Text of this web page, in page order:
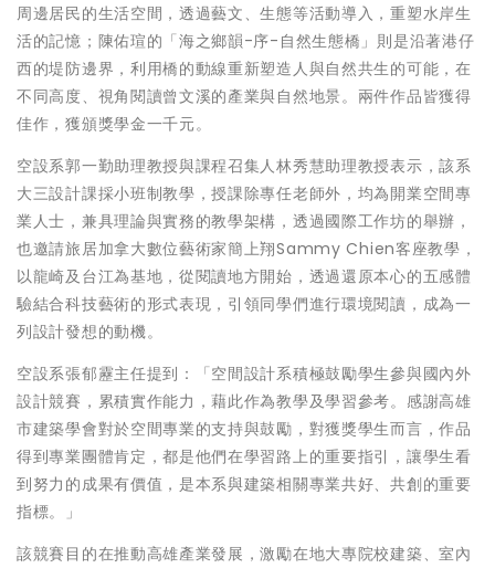
周邊居民的生活空間，透過藝文、生態等活動導入，重塑水岸生
活的記憶；陳佑瑄的「海之鄉韻-序-自然生態橋」則是沿著港仔
西的堤防邊界，利用橋的動線重新塑造人與自然共生的可能，在
不同高度、視角閱讀曾文溪的產業與自然地景。兩件作品皆獲得
佳作，獲頒獎學金一千元。
空設系郭一勤助理教授與課程召集人林秀慧助理教授表示，該系
大三設計課採小班制教學，授課除專任老師外，均為開業空間專
業人士，兼具理論與實務的教學架構，透過國際工作坊的舉辦，
也邀請旅居加拿大數位藝術家簡上翔Sammy Chien客座教學，
以龍崎及台江為基地，從閱讀地方開始，透過還原本心的五感體
驗結合科技藝術的形式表現，引領同學們進行環境閱讀，成為一
列設計發想的動機。
空設系張郁靂主任提到：「空間設計系積極鼓勵學生參與國內外
設計競賽，累積實作能力，藉此作為教學及學習參考。感謝高雄
市建築學會對於空間專業的支持與鼓勵，對獲獎學生而言，作品
得到專業團體肯定，都是他們在學習路上的重要指引，讓學生看
到努力的成果有價值，是本系與建築相關專業共好、共創的重要
指標。」
該競賽目的在推動高雄產業發展，激勵在地大專院校建築、室內